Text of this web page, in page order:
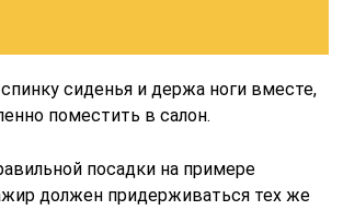
сиденья и держа ноги вместе,
поместить в салон.
посадки на примере
должен придерживаться тех же